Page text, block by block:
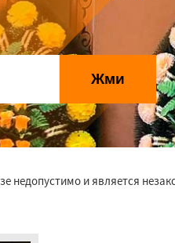
Жми
недопустимо и является